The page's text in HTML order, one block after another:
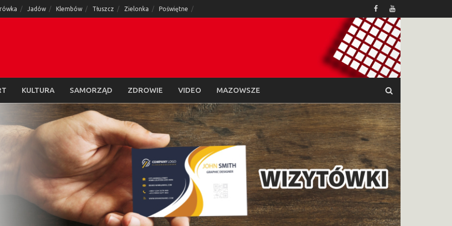
Jadów Klembów Tłuszcz Zielonka Poświętne
KULTURA SAMORZĄD ZDROWIE VIDEO MAZOWSZE